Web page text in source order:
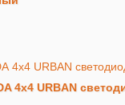
4x4 URBAN